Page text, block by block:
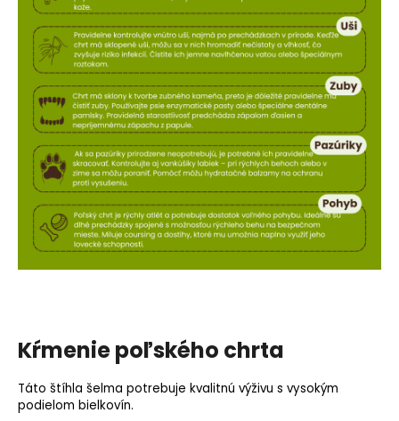
Kŕmenie poľského chrta
Táto štíhla šelma potrebuje kvalitnú výživu s vysokým
podielom bielkovín.